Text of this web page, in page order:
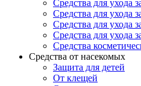
Средства для ухода
Средства для ухода
Средства для ухода
Средства для ухода
Средства
Средства от насекомых
Защита для детей
От клещей